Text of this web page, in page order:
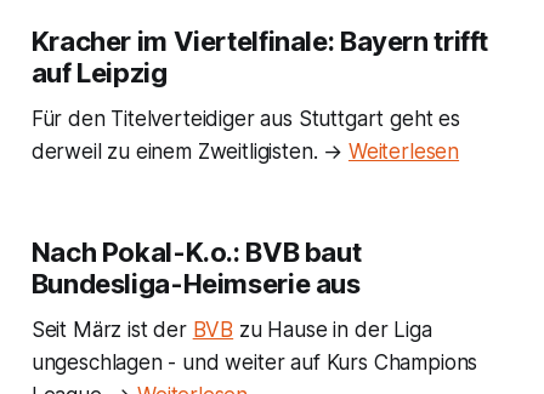
Kracher im Viertelfinale: Bayern trifft
auf Leipzig
Für den Titelverteidiger aus Stuttgart geht es
derweil zu einem Zweitligisten. → Weiterlesen
Nach Pokal-K.o.: BVB baut
Bundesliga-Heimserie aus
Seit März ist der BVB zu Hause in der Liga
ungeschlagen - und weiter auf Kurs Champions